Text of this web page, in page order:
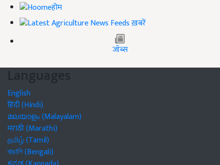
होम
ख़बरें
जॉब्स
Languages
English
हिंदी (Hindi)
മലയാളം (Malayalam)
मराठी (Marathi)
தமிழ் (Tamil)
বাঙালি (Bengali)